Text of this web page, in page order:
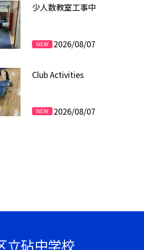
少人数教室工事中
2026/08/07
Club Activities
2026/08/07
立砧中学校